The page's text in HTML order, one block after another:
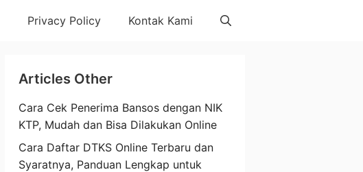
Privacy Policy Kontak Kami
Articles Other
Cara Cek Penerima Bansos dengan NIK
KTP, Mudah dan Bisa Dilakukan Online
Cara Daftar DTKS Online Terbaru dan
Syaratnya, Panduan Lengkap untuk